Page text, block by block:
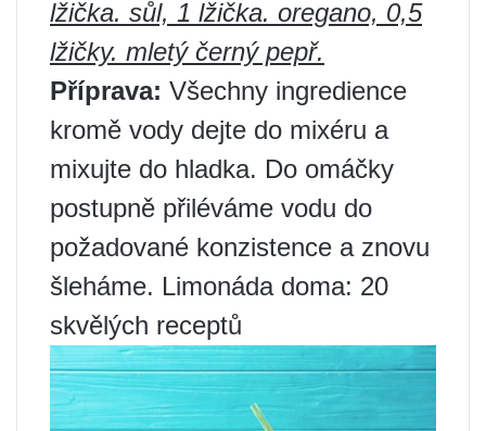
lžička. sůl, 1 lžička. oregano, 0,5
lžičky. mletý černý pepř.
Příprava: Všechny ingredience
kromě vody dejte do mixéru a
mixujte do hladka. Do omáčky
postupně přiléváme vodu do
požadované konzistence a znovu
šleháme. Limonáda doma: 20
skvělých receptů